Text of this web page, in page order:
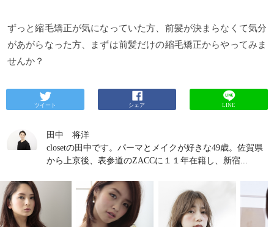
ずっと縮毛矯正が気になっていた方、前髪が決まらなくて気分
があがらなった方、まずは前髪だけの縮毛矯正からやってみま
せんか？
ツイート シェア LINE
田中 将洋
closetの田中です。パーマとメイクが好きな49歳。佐賀県
から上京後、表参道のZACCに１１年在籍し、新宿...